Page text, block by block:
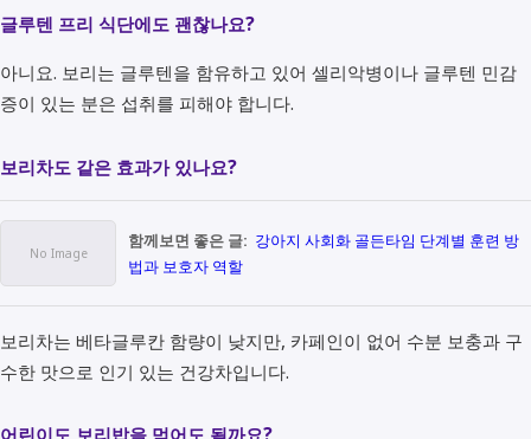
글루텐 프리 식단에도 괜찮나요?
아니요. 보리는 글루텐을 함유하고 있어 셀리악병이나 글루텐 민감
증이 있는 분은 섭취를 피해야 합니다.
보리차도 같은 효과가 있나요?
함께보면 좋은 글: 강아지 사회화 골든타임 단계별 훈련 방
법과 보호자 역할
보리차는 베타글루칸 함량이 낮지만, 카페인이 없어 수분 보충과 구
수한 맛으로 인기 있는 건강차입니다.